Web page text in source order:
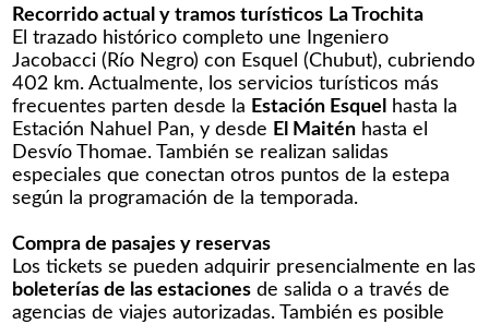
Recorrido actual y tramos turísticos La Trochita
El trazado histórico completo une Ingeniero
Jacobacci (Río Negro) con Esquel (Chubut), cubriendo
402 km. Actualmente, los servicios turísticos más
frecuentes parten desde la Estación Esquel
hasta la
Estación Nahuel Pan, y desde El Maitén hasta el
Desvío Thomae. También se realizan salidas
especiales que conectan otros puntos de la estepa
según la programación de la temporada.
Compra de pasajes y reservas
Los tickets se pueden adquirir presencialmente en las
boleterías de las estaciones de salida o a través de
agencias de viajes autorizadas. También es posible